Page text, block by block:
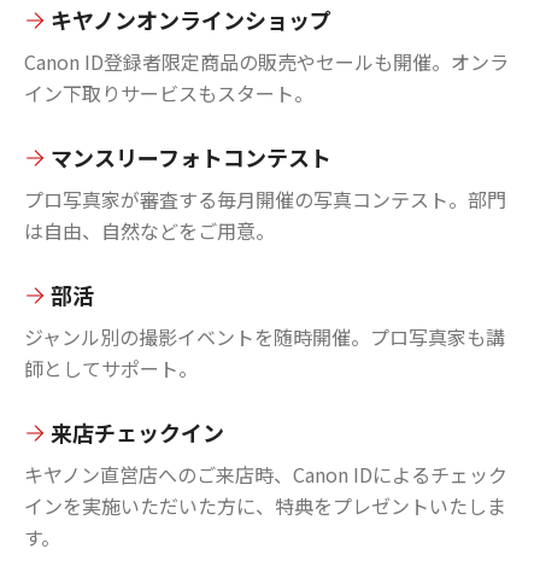
キヤノンオンラインショップ
Canon ID登録者限定商品の販売やセールも開催。オンラ
イン下取りサービスもスタート。
マンスリーフォトコンテスト
プロ写真家が審査する毎月開催の写真コンテスト。部門
は自由、自然などをご用意。
部活
ジャンル別の撮影イベントを随時開催。プロ写真家も講
師としてサポート。
来店チェックイン
キヤノン直営店へのご来店時、Canon IDによるチェック
インを実施いただいた方に、特典をプレゼントいたしま
す。